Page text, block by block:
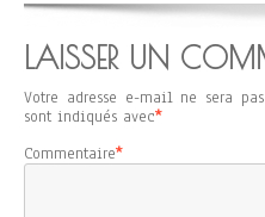
LAISSER UN
Votre adresse e-mail ne sera
sont indiqués avec*
Commentaire*